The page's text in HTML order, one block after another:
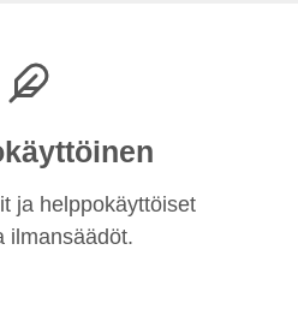
ja helppokäyttöiset
ilmansäädöt.